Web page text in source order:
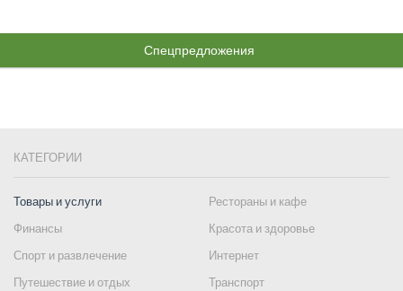
Спецпредложения
КАТЕГОРИИ
Товары и услуги
Рестораны и кафе
Финансы
Красота и здоровье
Спорт и развлечение
Интернет
Путешествие и отдых
Транспорт